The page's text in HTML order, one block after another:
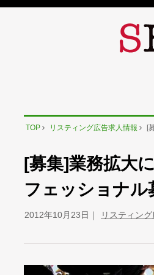
TOP リスティング広告求人情報 [
[募集]業務拡大
フェッショナル
2012年10月23日 リスティン